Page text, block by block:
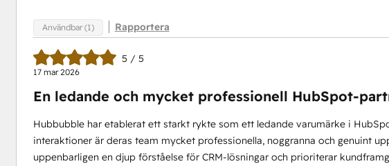
Användbar (1) Rapportera
5 / 5
17 mar 2026
En ledande och mycket professionell HubSpot-
Hubbubble har etablerat ett starkt rykte som ett ledande varumärke i
interaktioner är deras team mycket professionella, noggranna och genuint
uppenbarligen en djup förståelse för CRM-lösningar och prioriterar